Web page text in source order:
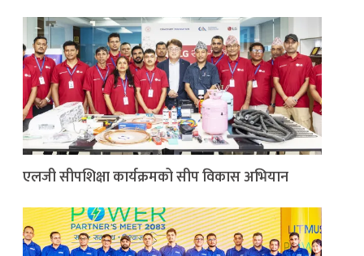
एलजी सीपशिक्षा कार्यक्रमको सीप विकास अभियान